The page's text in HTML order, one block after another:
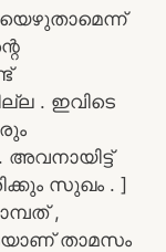
. ഇവിടെ
അവനായിട്ട്
സുഖം . ]
,
താമസം